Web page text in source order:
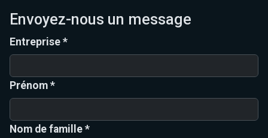
Envoyez-nous un message
Entreprise *
Prénom *
Nom de famille *